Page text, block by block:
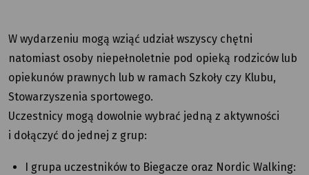
W wydarzeniu mogą wziąć udział wszyscy chętni
natomiast osoby niepełnoletnie pod opieką rodziców lub
opiekunów prawnych lub w ramach Szkoły czy Klubu,
Stowarzyszenia sportowego.
Uczestnicy mogą dowolnie wybrać jedną z aktywności
i dołączyć do jednej z grup:
I grupa uczestników to Biegacze oraz Nordic Walking: